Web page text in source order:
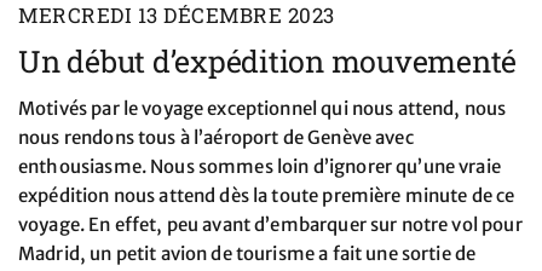
MERCREDI 13 DÉCEMBRE 2023
Un début d’expédition mouvementé
Motivés par le voyage exceptionnel qui nous attend, nous
nous rendons tous à l’aéroport de Genève avec
enthousiasme. Nous sommes loin d’ignorer qu’une vraie
expédition nous attend dès la toute première minute de ce
voyage. En effet, peu avant d’embarquer sur notre vol pour
Madrid, un petit avion de tourisme a fait une sortie de